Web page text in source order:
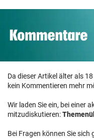
Da dieser Artikel älter als
kein Kommentieren mehr
Wir laden Sie ein, bei einer
mitzudiskutieren:
Bei Fragen können Sie